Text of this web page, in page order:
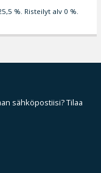
%. Risteilyt alv 0 %.
sähköpostiisi? Tilaa